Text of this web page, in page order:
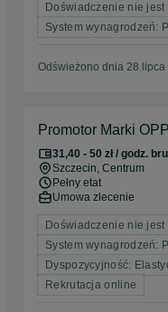
Doświadczenie nie jest
System wynagrodzeń:
Odświeżono dnia 28 lipca
Promotor Marki
31,40 - 50 zł / godz.
Szczecin, Centrum
Pełny etat
Umowa zlecenie
Doświadczenie nie jest
System wynagrodzeń:
Dyspozycyjność:
Rekrutacja online